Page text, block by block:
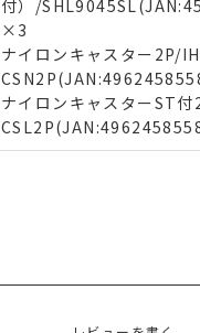
付）/
×3
ナイロンキャスター2P/
ナイロンキャスターST